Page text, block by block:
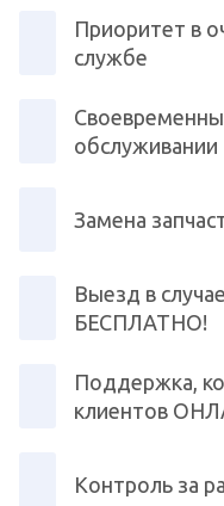
Приоритет в
службе
обслуживании
Замена
Выезд в
БЕСПЛАТНО!
Поддержка,
клиентов
Контроль за